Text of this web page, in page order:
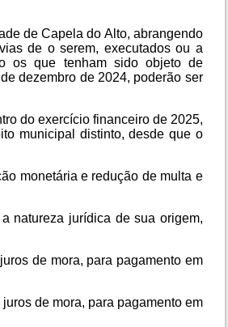
de Capela do Alto, abrangendo
de o serem, executados ou a
os que tenham sido objeto de
dezembro de 2024, poderão ser
do exercício financeiro de 2025,
municipal distinto, desde que o
monetária e redução de multa e
natureza jurídica de sua origem,
de mora, para pagamento em
de mora, para pagamento em